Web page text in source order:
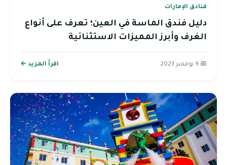
فنادق الإمارات
دليل فندق الماسة في العين؛ تعرف على أنواع
الغرف وأبرز المميزات الاستثنائية
📅 9 نوفمبر 2023 اقرأ المزيد ←